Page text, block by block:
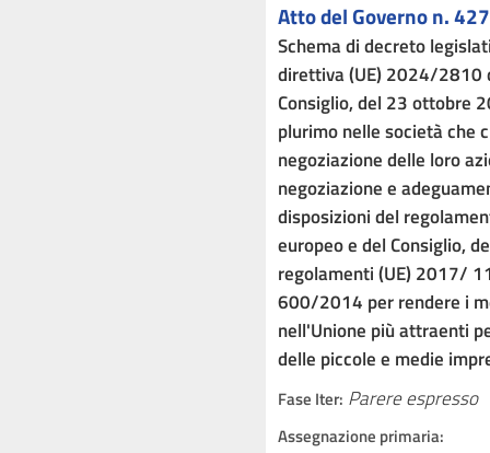
Atto del Governo n. 427
Schema di decreto
direttiva (UE) 2024/2810
Consiglio, del 23 ottobre
plurimo nelle società che
negoziazione delle loro
negoziazione e
disposizioni del
europeo e del Consiglio,
regolamenti (UE) 2017/
600/2014 per rendere i
nell'Unione più attraenti
delle piccole e medie
Fase Iter: Parere espresso
Assegnazione primaria: